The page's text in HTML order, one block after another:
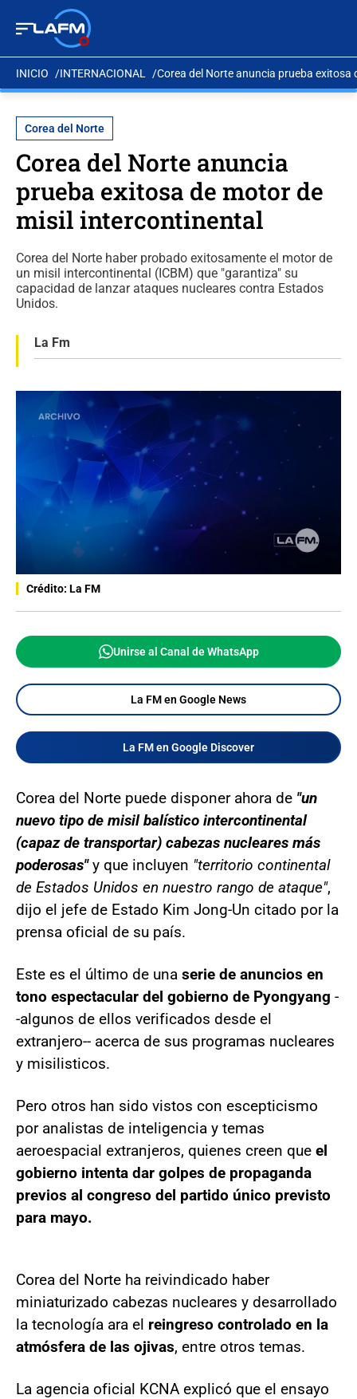
INICIO INTERNACIONAL Corea del Norte anuncia prueba
Corea del Norte
Corea del Norte anuncia
prueba exitosa de motor de
misil intercontinental
Corea del Norte haber probado exitosamente el motor de
un misil intercontinental (ICBM) que "garantiza" su
capacidad de lanzar ataques nucleares contra Estados
Unidos.
La Fm
Crédito: La FM
Unirse al Canal de WhatsApp
La FM en Google News
La FM en Google Discover
Corea del Norte puede disponer ahora de "un
nuevo tipo de misil balístico intercontinental
(capaz de transportar) cabezas nucleares más
poderosas"y que incluyen "territorio continental
de Estados Unidos en nuestro rango de ataque",
dijo el jefe de Estado Kim Jong-Un citado por la
prensa oficial de su país.
Este es el último de una serie de anuncios en
tono espectacular del gobierno de Pyongyang -
-algunos de ellos verificados desde el
extranjero-- acerca de sus programas nucleares
y misilisticos.
Pero otros han sido vistos con escepticismo
por analistas de inteligencia y temas
aeroespacial extranjeros, quienes creen que el
gobierno intenta dar golpes de propaganda
previos al congreso del partido único previsto
para mayo.
Corea del Norte ha reivindicado haber
miniaturizado cabezas nucleares y desarrollado
la tecnología ara el reingreso controlado en la
atmósfera de las ojivas, entre otros temas.
La agencia oficial KCNA explicó que el ensayo